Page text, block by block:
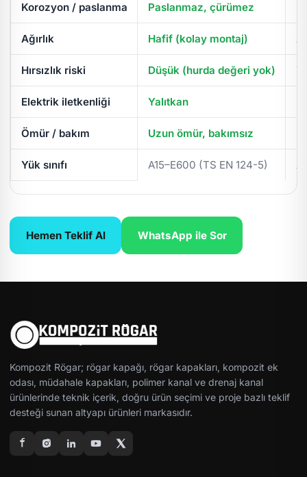
Korozyon / paslanma Paslanmaz, çürümez
Ağırlık Hafif (kolay montaj)
Hırsızlık riski Düşük (hurda değeri yok)
Elektrik iletkenliği Yalıtkan
Ömür / bakım Uzun ömür, bakımsız
Yük sınıfı A15–E600 (TS EN 124-5)
Hemen Teklif Al WhatsApp ile Sor
Kompozit Rögar; rögar kapağı, rögar kapakları, kompozit ek
odası, müdahale kapakları, polimer kanal ve drenaj kanal
ürünlerinde teknik içerik, doğru ürün seçimi ve proje bazlı teklif
desteği sunan altyapı ürünleri markasıdır.